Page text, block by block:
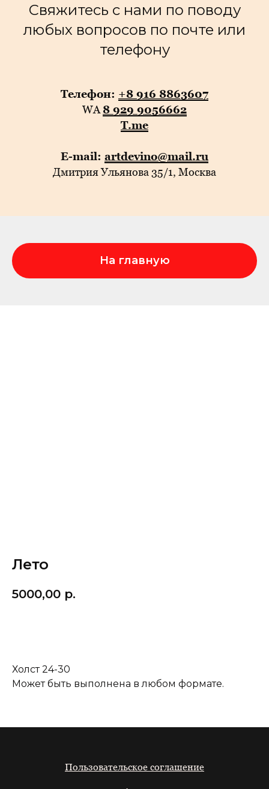
Свяжитесь с нами по поводу
любых вопросов по почте или
телефону
Телефон: +8 916 8863607
WA 8 929 9056662
T.me
E-mail: artdevino@mail.ru
Дмитрия Ульянова 35/1, Москва
На главную
Лето
5000,00 р.
Холст 24-30
Может быть выполнена в любом формате.
Пользовательское соглашение